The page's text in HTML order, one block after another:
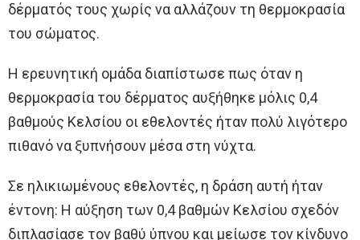
δέρματός τους χωρίς να αλλάζουν τη θερμοκρασία
του σώματος.
Η ερευνητική ομάδα διαπίστωσε πως όταν η
θερμοκρασία του δέρματος αυξήθηκε μόλις 0,4
βαθμούς Κελσίου οι εθελοντές ήταν πολύ λιγότερο
πιθανό να ξυπνήσουν μέσα στη νύχτα.
Σε ηλικιωμένους εθελοντές, η δράση αυτή ήταν
έντονη: Η αύξηση των 0,4 βαθμών Κελσίου σχεδόν
διπλασίασε τον βαθύ ύπνου και μείωσε τον κίνδυνο